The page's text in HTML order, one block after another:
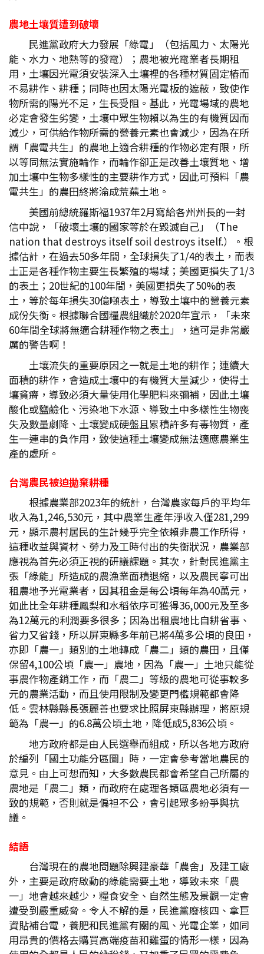
農地土壤質遭到破壞
民進黨政府大力發展「綠電」（包括風力、太陽光
能、水力、地熱等的發電）；農地被光電業者長期租
用，土壤因光電須安裝深入土壤裡的各種材質固定樁而
不易耕作、耕種；同時也因太陽光電板的遮蔽，致使作
物所需的陽光不足，生長受阻。基此，光電場域的農地
必定會發生劣變，土壤中眾生物賴以為生的有機質因而
減少，可供給作物所需的營養元素也會減少，因為在所
謂「農電共生」的農地上適合耕種的作物必定有限，所
以等同無法實施輪作，而輪作卻正是改善土壤質地、增
加土壤中生物多樣性的主要耕作方式，因此可預料「農
電共生」的農田終將淪成荒蕪土地。
美國前總統羅斯福1937年2月寫給各州州長的一封
信中說，「破壞土壤的國家等於在毀滅自己」（The
nation that destroys itself soil destroys itself.）。根
據估計，在過去50多年間，全球損失了1/4的表土，而表
土正是各種作物主要生長繁殖的場域；美國更損失了1/3
的表土；20世紀的100年間，美國更損失了50%的表
土，等於每年損失30億噸表土，導致土壤中的營養元素
成份失衡。根據聯合國糧農組織於2020年宣示，「未來
60年間全球將無適合耕種作物之表土」，這可是非常嚴
厲的警告啊！
土壤流失的重要原因之一就是土地的耕作；連續大
面積的耕作，會造成土壤中的有機質大量減少，使得土
壤貧瘠，導致必須大量使用化學肥料來彌補，因此土壤
酸化或鹽鹼化、污染地下水源、導致土中多樣性生物喪
失及數量劇降、土壤變成硬盤且累積許多有毒物質，產
生一連串的負作用，致使這種土壤變成無法適應農業生
產的處所。
台灣農民被迫拋棄耕種
根據農業部2023年的統計，台灣農家每戶的平均年
收入為1,246,530元，其中農業生產年淨收入僅281,299
元，顯示農村居民的生計幾乎完全依賴非農工作所得，
這種收益與資材、勞力及工時付出的失衡狀況，農業部
應視為首先必須正視的研議課題。其次，針對民進黨主
張「綠能」所造成的農漁業面積退縮，以及農民寧可出
租農地予光電業者，因其租金是每公頃每年為40萬元，
如此比全年耕種鳳梨和水稻依序可獲得36,000元及至多
為12萬元的利潤要多很多；因為出租農地比自耕省事、
省力又省錢，所以屏東縣多年前已將4萬多公頃的良田，
亦即「農一」類別的土地轉成「農二」類的農田，且僅
保留4,100公頃「農一」農地，因為「農一」土地只能從
事農作物產銷工作，而「農二」等級的農地可從事較多
元的農業活動，而且使用限制及變更門檻規範都會降
低。雲林縣縣長張麗善也要求比照屏東縣辦理，將原規
範為「農一」的6.8萬公頃土地，降低成5,836公頃。
地方政府都是由人民選舉而組成，所以各地方政府
於編列「國土功能分區圖」時，一定會參考當地農民的
意見。由上可想而知，大多數農民都會希望自己所屬的
農地是「農二」類，而政府在處理各類區農地必須有一
致的規範，否則就是偏袒不公，會引起眾多紛爭與抗
議。
結語
台灣現在的農地問題除興建豪華「農舍」及建工廠
外，主要是政府啟動的綠能需要土地，導致未來「農
一」地會越來越少，糧食安全、自然生態及景觀一定會
遭受到嚴重威脅。令人不解的是，民進黨廢核四、拿巨
資貼補台電，養肥和民進黨有關的風、光電企業，如同
用昂貴的價格去購買高端疫苗和雞蛋的情形一樣，因為